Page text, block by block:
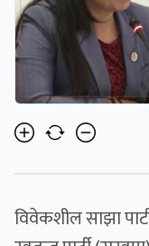
विवेकशील साझा